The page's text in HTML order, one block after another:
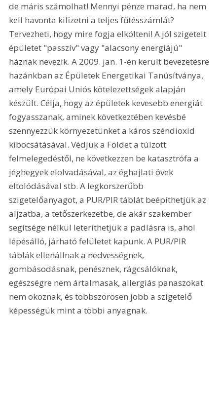
de máris számolhat! Mennyi pénze marad, ha nem
kell havonta kifizetni a teljes fűtésszámlát?
Tervezheti, hogy mire fogja elkölteni! A jól szigetelt
épületet "passzív" vagy "alacsony energiájú"
háznak nevezik. A 2009. jan. 1-én került bevezetésre
hazánkban az Épületek Energetikai Tanúsítványa,
amely Európai Uniós kötelezettségek alapján
készült. Célja, hogy az épületek kevesebb energiát
fogyasszanak, aminek következtében kevésbé
szennyezzük környezetünket a káros széndioxid
kibocsátásával. Védjük a Földet a túlzott
felmelegedéstől, ne következzen be katasztrófa a
jéghegyek elolvadásával, az éghajlati övek
eltolódásával stb. A legkorszerűbb
szigetelőanyagot, a PUR/PIR táblát beépíthetjük az
aljzatba, a tetőszerkezetbe, de akár szakember
segítsége nélkül leteríthetjük a padlásra is, ahol
lépésálló, járható felületet kapunk. A PUR/PIR
táblák ellenállnak a nedvességnek,
gombásodásnak, penésznek, rágcsálóknak,
egészségre nem ártalmasak, allergiás panaszokat
nem okoznak, és többszörösen jobb a szigetelő
képességük mint a többi anyagnak.